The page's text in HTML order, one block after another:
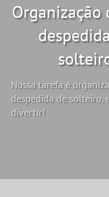
Organização
Nossa tarefa é
despedida de solteiro,
divertir!